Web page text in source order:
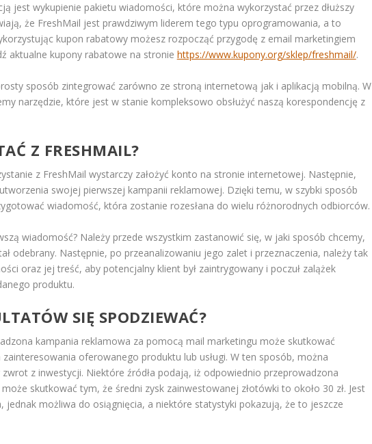
jest wykupienie pakietu wiadomości, które można wykorzystać przez dłuższy
że FreshMail jest prawdziwym liderem tego typu oprogramowania, a to
kupon rabatowy możesz rozpocząć przygodę z email marketingiem
aktualne kupony rabatowe na stronie https://www.kupony.org/sklep/freshmail/.
sposób zintegrować zarówno ze stroną internetową jak i aplikacją mobilną. W
narzędzie, które jest w stanie kompleksowo obsłużyć naszą korespondencję z
Z FRESHMAIL?
z FreshMail wystarczy założyć konto na stronie internetowej. Następnie,
swojej pierwszej kampanii reklamowej. Dzięki temu, w szybki sposób
wiadomość, która zostanie rozesłana do wielu różnorodnych odbiorców.
wiadomość? Należy przede wszystkim zastanowić się, w jaki sposób chcemy,
odebrany. Następnie, po przeanalizowaniu jego zalet i przeznaczenia, należy tak
oraz jej treść, aby potencjalny klient był zaintrygowany i poczuł zalążek
produktu.
SIĘ SPODZIEWAĆ?
kampania reklamowa za pomocą mail marketingu może skutkować
oferowanego produktu lub usługi. W ten sposób, można
zwrot z inwestycji. Niektóre źródła podają, iż odpowiednio przeprowadzona
skutkować tym, że średni zysk zainwestowanej złotówki to około 30 zł. Jest
jednak możliwa do osiągnięcia, a niektóre statystyki pokazują, że to jeszcze